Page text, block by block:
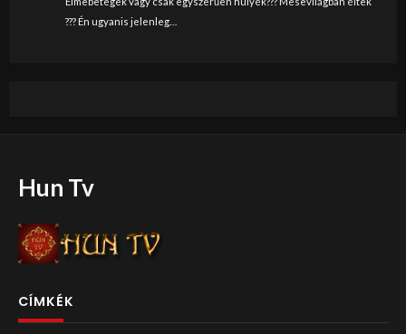
??? Én ugyanis jelenleg…
Hun Tv
CÍMKÉK